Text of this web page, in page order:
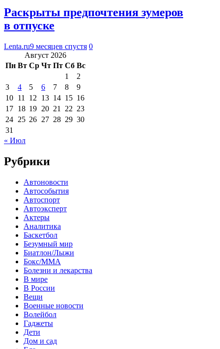
Раскрыты предпочтения зумеров
в отпуске
Lenta.ru9 месяцев спустя 0
Август 2026
Пн Вт Ср Чт Пт Сб Вс
1
2
3
4 5 6 7 8
9
10 11 12 13 14 15 16
17 18 19 20 21 22 23
24 25 26 27 28 29 30
31
« Июл
Рубрики
Автоновости
Автособытия
Автоспорт
Автоэксперт
Актеры
Аналитика
Баскетбол
Безумный мир
Биатлон/Лыжи
Бокс/MMA
Болезни и лекарства
В мире
В России
Вещи
Военные новости
Волейбол
Гаджеты
Дети
Дом и сад